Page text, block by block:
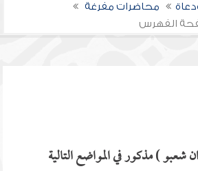
محاضرات مفرغة
الفهرس
) مذكور في المواضع التالية